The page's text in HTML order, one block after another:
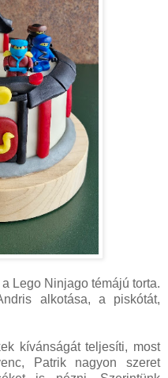
Lego Ninjago témájú torta.
alkotása, a piskótát,
kívánságát teljesíti, most
Patrik nagyon szeret